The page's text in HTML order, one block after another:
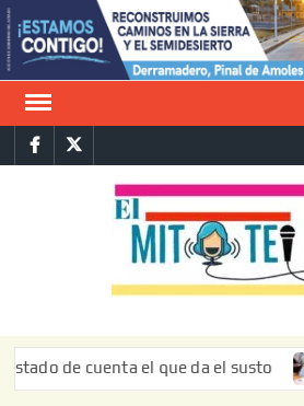
Saltar
al
contenido
FacebookTwitter
cuenta el que da el susto